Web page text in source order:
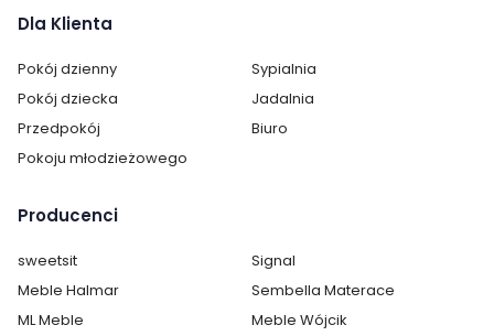
rozłożonego:
Rodzaj nóg:
Kategoria:
Kolor stołu:
Biały
Sosna
Kolor / wzór : Wielokolorowy
Dla Klienta
Pokój dzienny
Sypialnia
Pokój dziecka
Jadalnia
Przedpokój
Biuro
Pokoju młodzieżowego
Producenci
sweetsit
Signal
Meble Halmar
Sembella Materace
ML Meble
Meble Wójcik